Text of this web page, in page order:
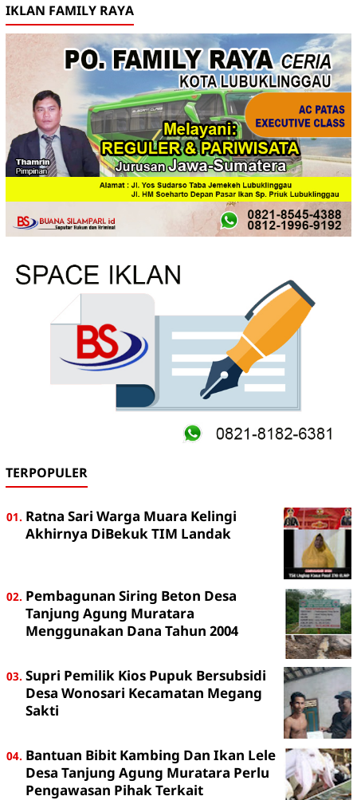
IKLAN FAMILY RAYA
TERPOPULER
Ratna Sari Warga Muara Kelingi
Akhirnya DiBekuk TIM Landak
Pembagunan Siring Beton Desa
Tanjung Agung Muratara
Menggunakan Dana Tahun 2004
Supri Pemilik Kios Pupuk Bersubsidi
Desa Wonosari Kecamatan Megang
Sakti
Bantuan Bibit Kambing Dan Ikan Lele
Desa Tanjung Agung Muratara Perlu
Pengawasan Pihak Terkait